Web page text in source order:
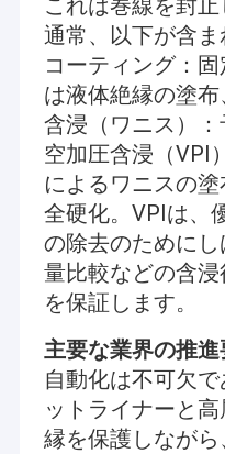
ホーム
製品
ビデオ
企業情報
会社案内
品質管理
お問い合わせ
ニュース
見積依頼
これは巻線を封
通常、以下が含ま
コーティング：
は液体絶縁の塗布
含浸（ワニス）
空加圧含浸（VPI
によるワニスの
全硬化。VPIは、
の除去のために
量比較などの含
を保証します。
主要な業界の推進
自動化は不可欠
ットライナーと
縁を保護しなが
スズー・シャンプヨンド・
ー・リミテッドは,フラット
効率的で正確なモーターソ
提供することにコミットし
門を中心に構成されていま
フラットワイヤモーター生
的な技術開発を提供する平
ートと鍵のかかったソリュ